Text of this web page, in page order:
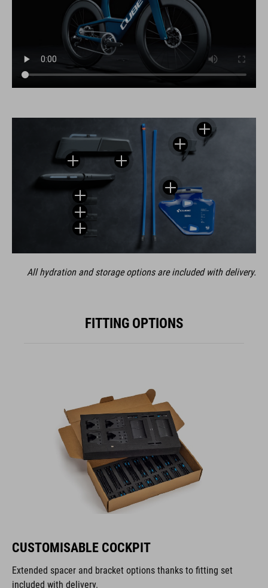
All hydration and storage options are included with delivery.
FITTING OPTIONS
CUSTOMISABLE COCKPIT
Extended spacer and bracket options thanks to fitting set
included with delivery.